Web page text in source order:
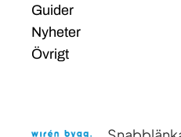
Guider
Nyheter
Övrigt